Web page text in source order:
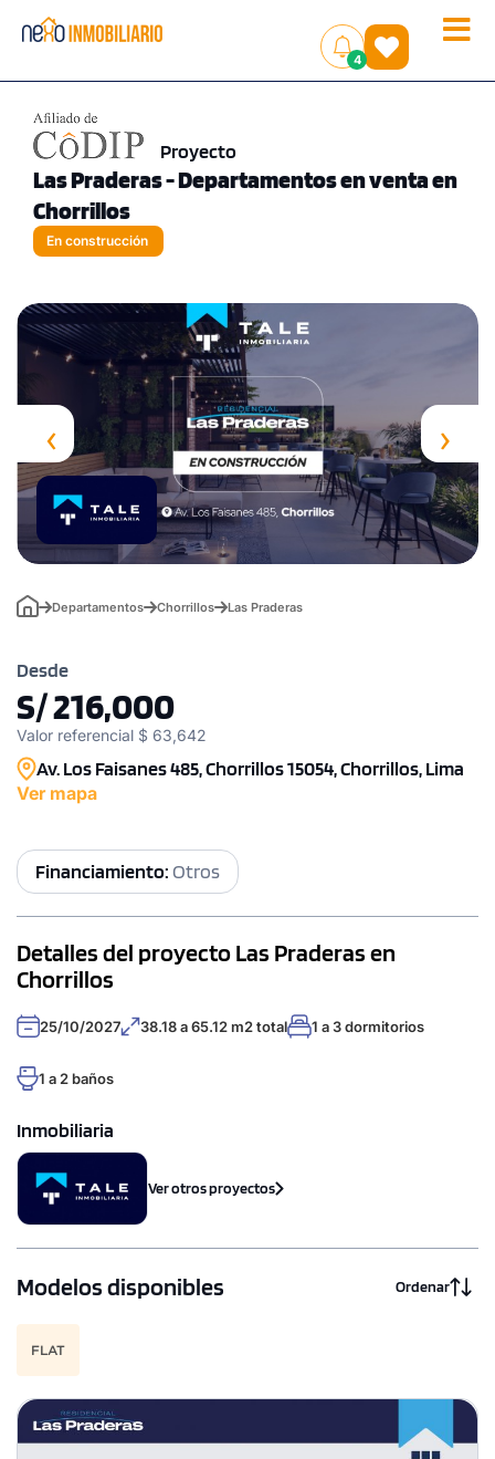
Toggle
4
()
Proyecto
Las Praderas - Departamentos en venta en
Chorrillos
En construcción
‹ ›
Departamentos Chorrillos Las Praderas
Desde
S/ 216,000
Valor referencial $ 63,642
Av. Los Faisanes 485, Chorrillos 15054, Chorrillos, Lima
Ver mapa
Financiamiento:Otros
Detalles del proyecto Las Praderas en
Chorrillos
25/10/2027 38.18 a 65.12 m2 total 1 a 3 dormitorios
1 a 2 baños
Inmobiliaria
Ver otros proyectos
Modelos disponibles Ordenar
FLAT